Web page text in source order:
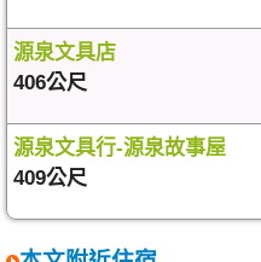
源泉文具店
406公尺
源泉文具行-源泉故事屋
409公尺